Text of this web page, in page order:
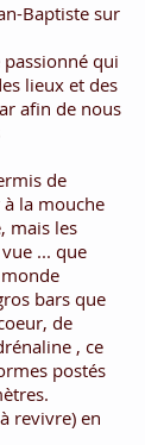
Baptiste sur
passionné qui
lieux et des
afin de nous
de
la mouche
mais les
... que
bars que
de
, ce
postés
revivre) en